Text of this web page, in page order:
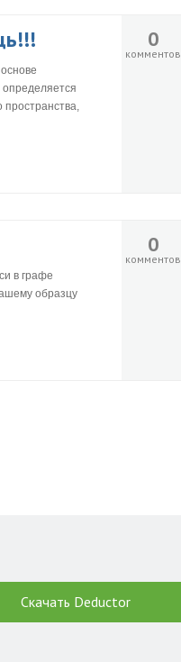
0
комментов
определяется
пространства,
0
комментов
в графе
образцу
Скачать Deductor